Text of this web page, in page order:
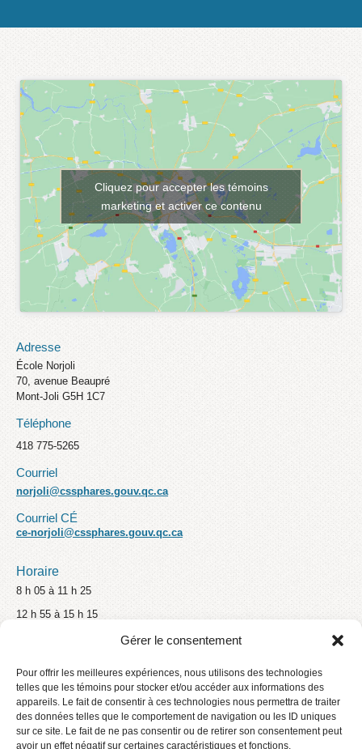
Gérer le consentement
Pour offrir les meilleures expériences, nous utilisons des technologies
telles que les témoins pour stocker et/ou accéder aux informations des
appareils. Le fait de consentir à ces technologies nous permettra de traiter
des données telles que le comportement de navigation ou les ID uniques
sur ce site. Le fait de ne pas consentir ou de retirer son consentement peut
avoir un effet négatif sur certaines caractéristiques et fonctions.
Cliquez pour accepter les témoins
marketing et activer ce contenu
Adresse
École Norjoli
70, avenue Beaupré
Mont-Joli G5H 1C7
Téléphone
418 775-5265
Courriel
norjoli@cssphares.gouv.qc.ca
Courriel CÉ
ce-norjoli@cssphares.gouv.qc.ca
Horaire
8 h 05 à 11 h 25
12 h 55 à 15 h 15